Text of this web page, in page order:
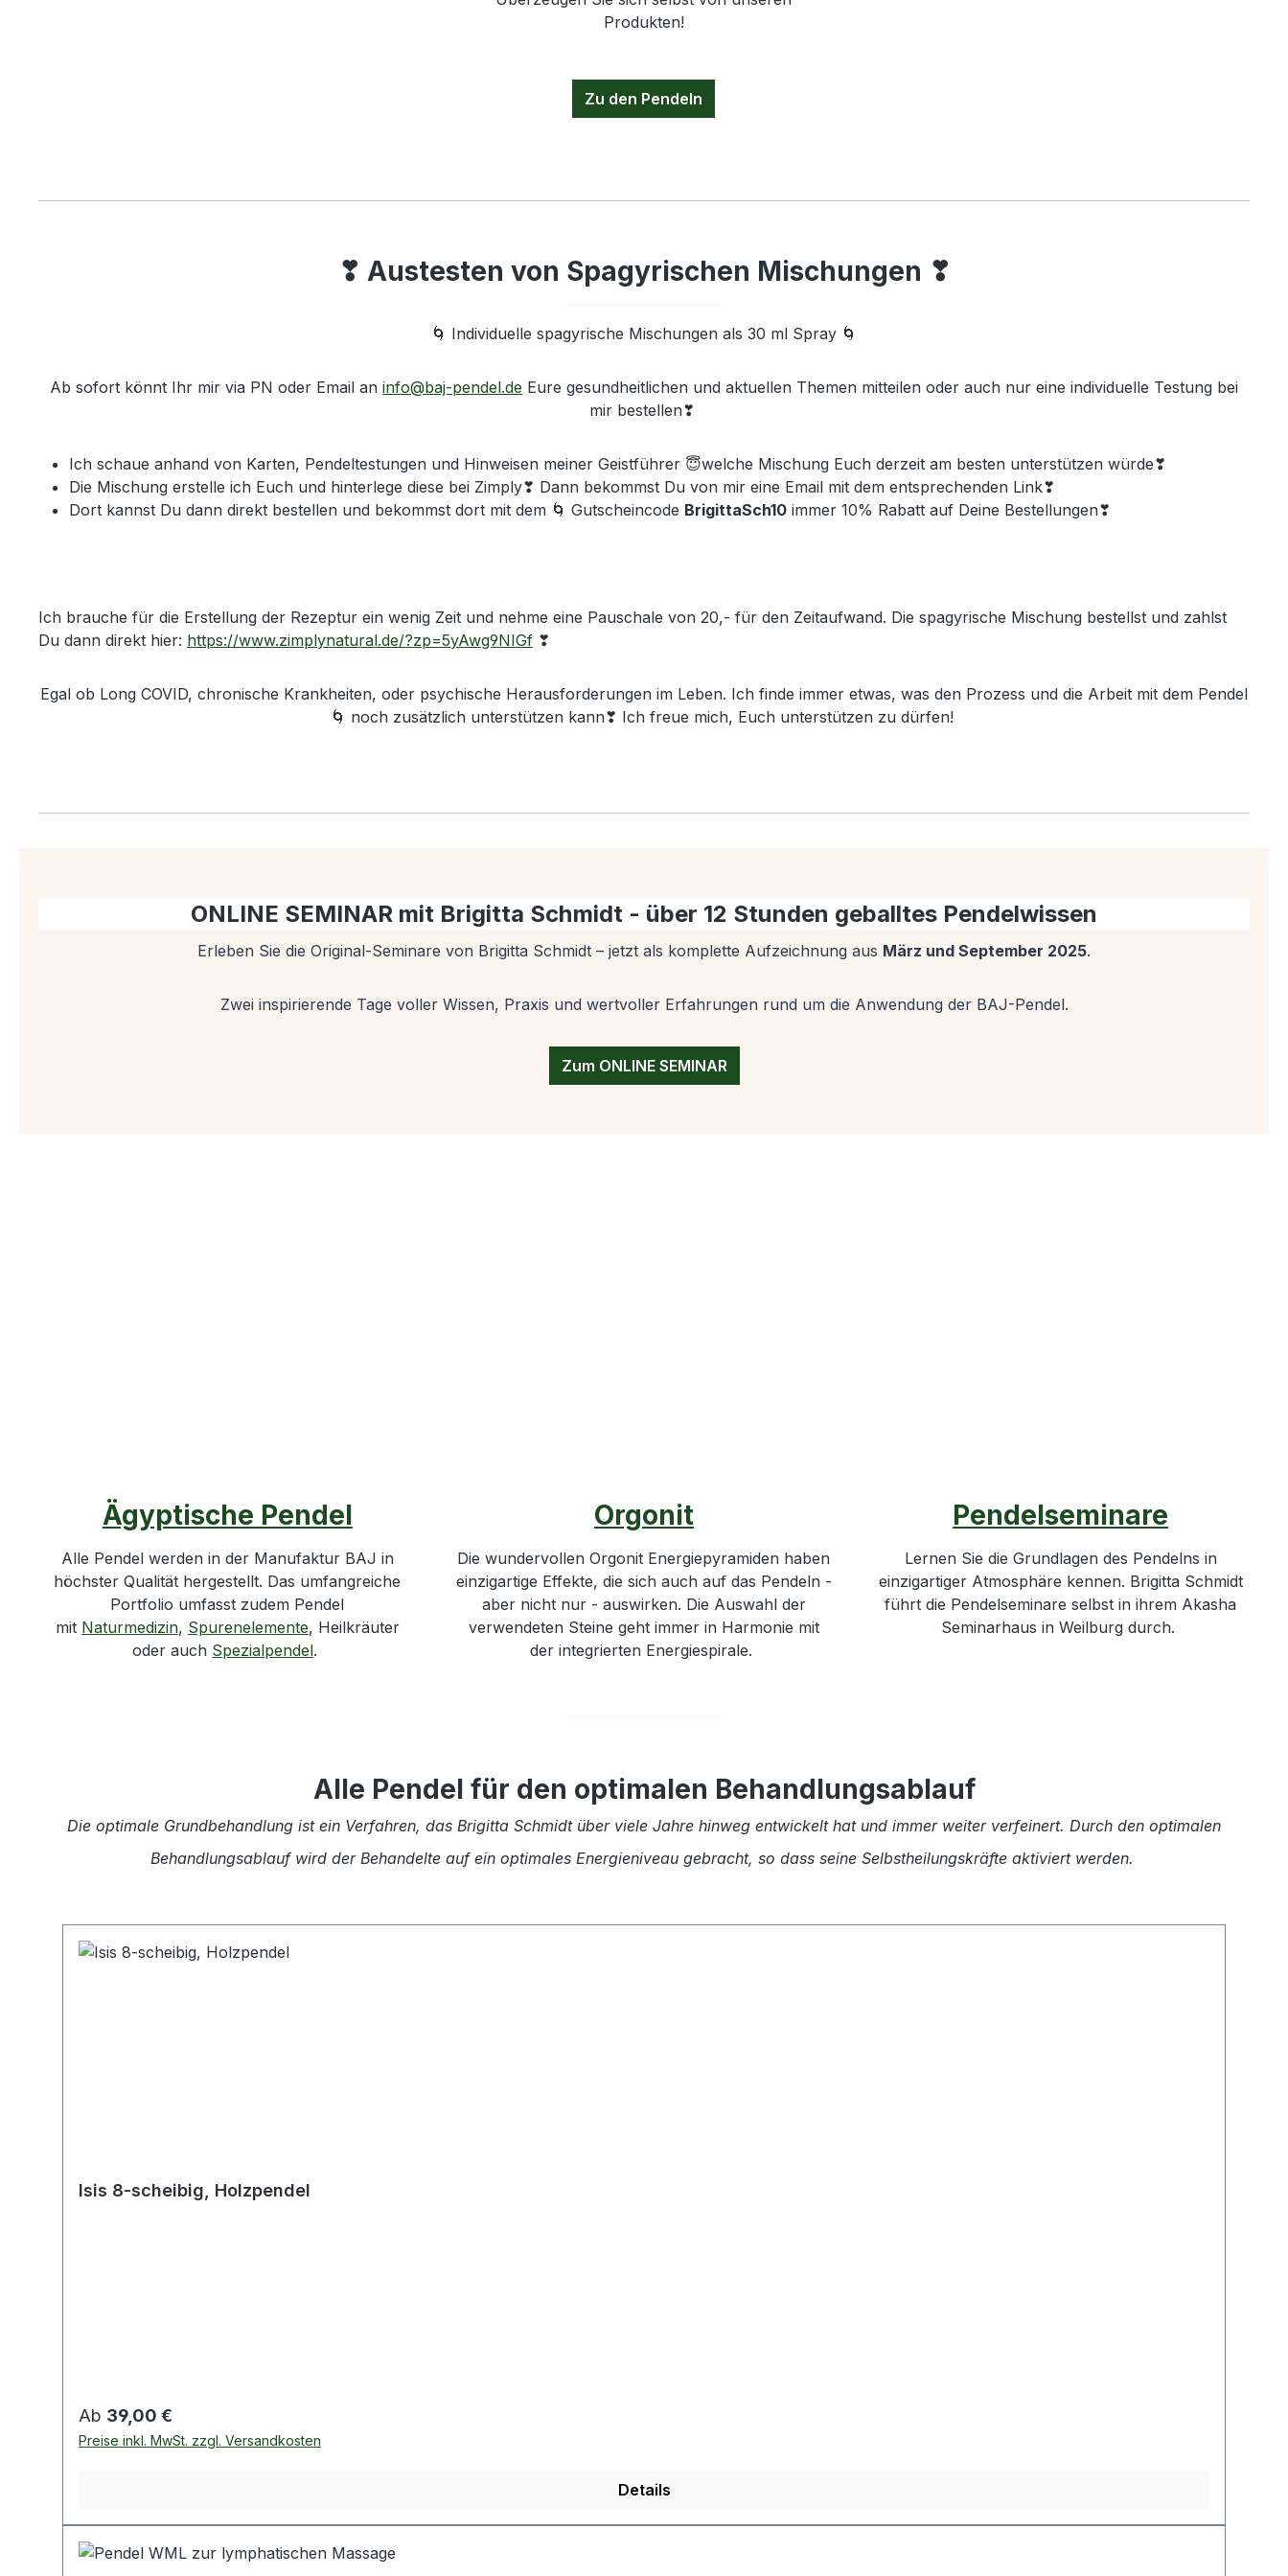
Produkten!
Zu den Pendeln
❣ Austesten von Spagyrischen Mischungen ❣
🌀 Individuelle spagyrische Mischungen als 30 ml Spray 🌀
Ab sofort könnt Ihr mir via PN oder Email an info@baj-pendel.de Eure gesundheitlichen und aktuellen Themen mitteilen oder auch nur eine individuelle Testung bei
mir bestellen❣
Ich schaue anhand von Karten, Pendeltestungen und Hinweisen meiner Geistführer 😇welche Mischung Euch derzeit am besten unterstützen würde❣
Die Mischung erstelle ich Euch und hinterlege diese bei Zimply❣ Dann bekommst Du von mir eine Email mit dem entsprechenden Link❣
Dort kannst Du dann direkt bestellen und bekommst dort mit dem 🌀 Gutscheincode BrigittaSch10 immer 10% Rabatt auf Deine Bestellungen❣
Ich brauche für die Erstellung der Rezeptur ein wenig Zeit und nehme eine Pauschale von 20,- für den Zeitaufwand. Die spagyrische Mischung bestellst und zahlst
Du dann direkt hier: https://www.zimplynatural.de/?zp=5yAwg9NIGf ❣
Egal ob Long COVID, chronische Krankheiten, oder psychische Herausforderungen im Leben. Ich finde immer etwas, was den Prozess und die Arbeit mit dem Pendel
🌀 noch zusätzlich unterstützen kann❣ Ich freue mich, Euch unterstützen zu dürfen!
ONLINE SEMINAR mit Brigitta Schmidt - über 12 Stunden geballtes Pendelwissen
Erleben Sie die Original-Seminare von Brigitta Schmidt – jetzt als komplette Aufzeichnung aus März und September 2025.
Zwei inspirierende Tage voller Wissen, Praxis und wertvoller Erfahrungen rund um die Anwendung der BAJ-Pendel.
Zum ONLINE SEMINAR
Ägyptische Pendel
Alle Pendel werden in der Manufaktur BAJ in
höchster Qualität hergestellt. Das umfangreiche
Portfolio umfasst zudem Pendel
mit Naturmedizin, Spurenelemente, Heilkräuter
oder auch Spezialpendel.
Orgonit
Die wundervollen Orgonit Energiepyramiden haben
einzigartige Effekte, die sich auch auf das Pendeln -
aber nicht nur - auswirken. Die Auswahl der
verwendeten Steine geht immer in Harmonie mit
der integrierten Energiespirale.
Pendelseminare
Lernen Sie die Grundlagen des Pendelns in
einzigartiger Atmosphäre kennen. Brigitta Schmidt
führt die Pendelseminare selbst in ihrem Akasha
Seminarhaus in Weilburg durch.
Alle Pendel für den optimalen Behandlungsablauf
Die optimale Grundbehandlung ist ein Verfahren, das Brigitta Schmidt über viele Jahre hinweg entwickelt hat und immer weiter verfeinert. Durch den optimalen
Behandlungsablauf wird der Behandelte auf ein optimales Energieniveau gebracht, so dass seine Selbstheilungskräfte aktiviert werden.
Isis 8-scheibig, Holzpendel
Regulärer Preis:
Ab 39,00 €
Preise inkl. MwSt. zzgl. Versandkosten
Details